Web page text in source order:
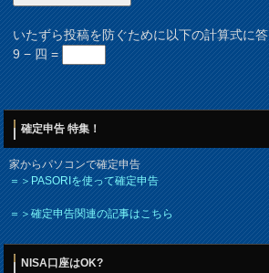
いたずら投稿を防ぐために以下の計算式に
9 − 四 =
確定申告 特集！
家からパソコンで確定申告
＝＞PASORIを使って確定申告
＝＞確定申告関連の記事はこちら
NISA口座はOK?